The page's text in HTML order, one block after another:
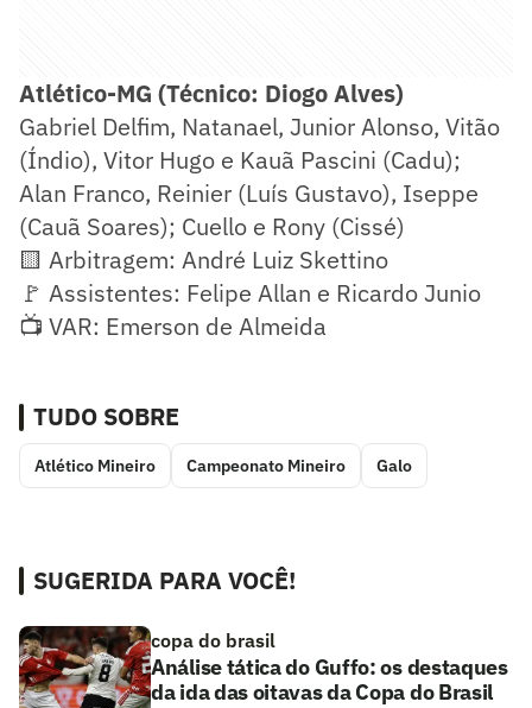
Atlético-MG (Técnico: Diogo Alves)
Gabriel Delfim, Natanael, Junior Alonso, Vitão
(Índio), Vitor Hugo e Kauã Pascini (Cadu);
Alan Franco, Reinier (Luís Gustavo), Iseppe
(Cauã Soares); Cuello e Rony (Cissé)
🟨 Arbitragem: André Luiz Skettino
🚩 Assistentes: Felipe Allan e Ricardo Junio
📺 VAR: Emerson de Almeida
TUDO SOBRE
Atlético Mineiro Campeonato Mineiro Galo
SUGERIDA PARA VOCÊ!
copa do brasil
Análise tática do Guffo: os destaques
da ida das oitavas da Copa do Brasil